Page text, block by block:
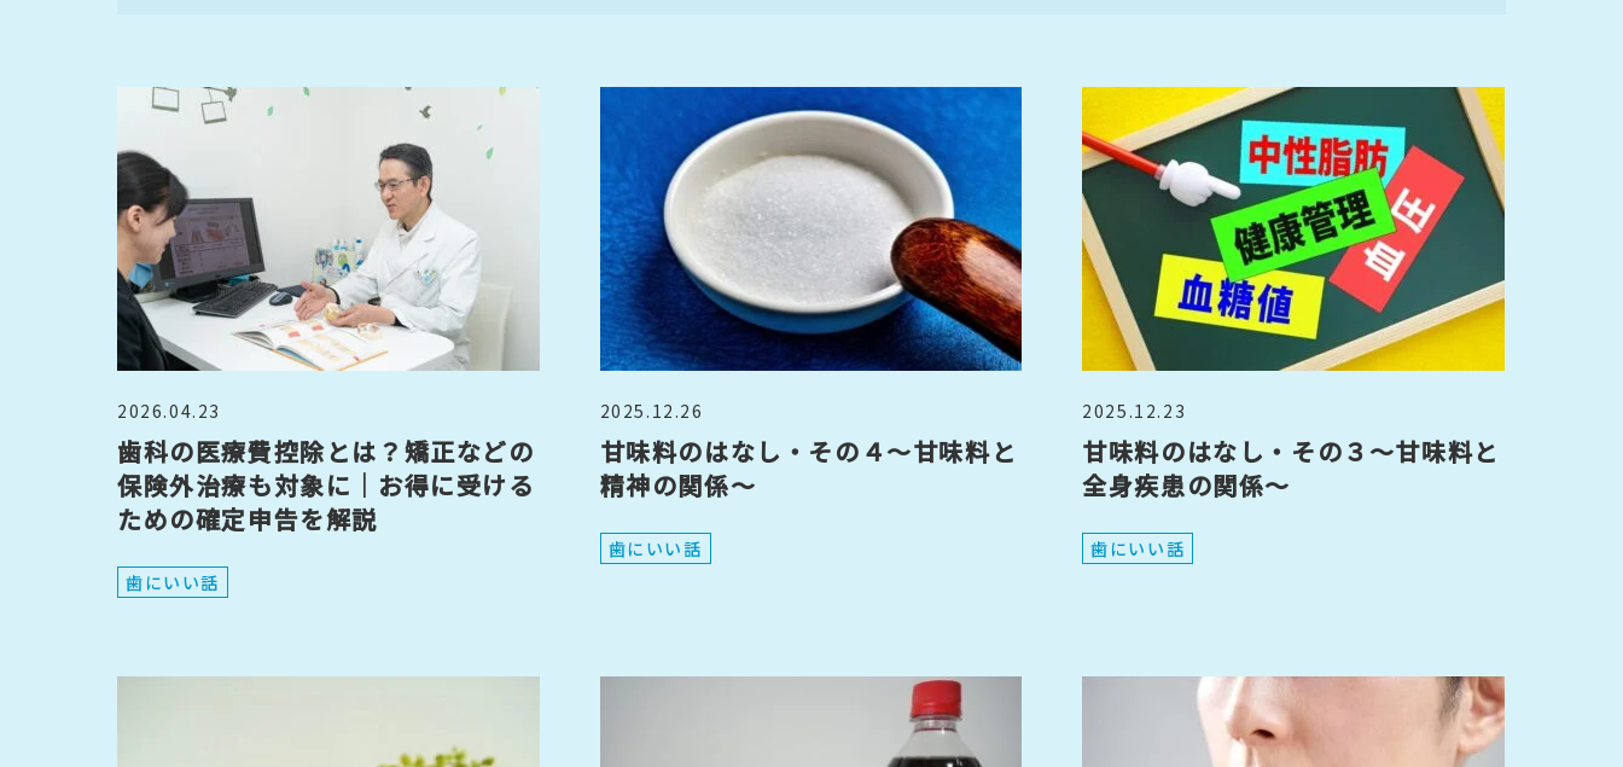
2026.04.23
歯科の医療費控除とは？矯正などの
保険外治療も対象に｜お得に受ける
ための確定申告を解説
歯にいい話
2025.12.26
甘味料のはなし・その４～甘味料と
精神の関係～
歯にいい話
2025.12.23
甘味料のはなし・その３～甘味料と
全身疾患の関係～
歯にいい話